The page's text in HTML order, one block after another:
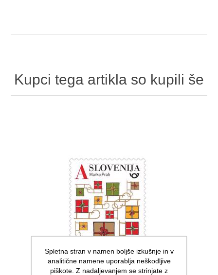
Kupci tega artikla so kupili še
Spletna stran v namen boljše izkušnje in v
analitične namene uporablja neškodljive
piškote. Z nadaljevanjem se strinjate z